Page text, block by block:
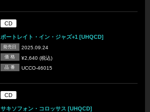
CD
ポートレイト・イン・ジャズ+1 [UHQCD]
発売日 2025.09.24
価 格 ¥2,640 (税込)
品 番 UCCO-46015
CD
サキソフォン・コロッサス [UHQCD]